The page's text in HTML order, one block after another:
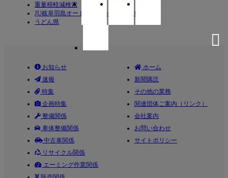
重量税軽減検索
JU岐阜羽島オートオークション（ＪＵ岐阜）
うどん県
お知らせ
速報
特集
企画特集
整備関係
車体整備関係
中古車関係
リサイクル関係
エーミング作業関係
ホーム
新聞購読
その他の業務
関連団体ご案内（リンク）
会社案内
お問い合わせ
サイトポリシー